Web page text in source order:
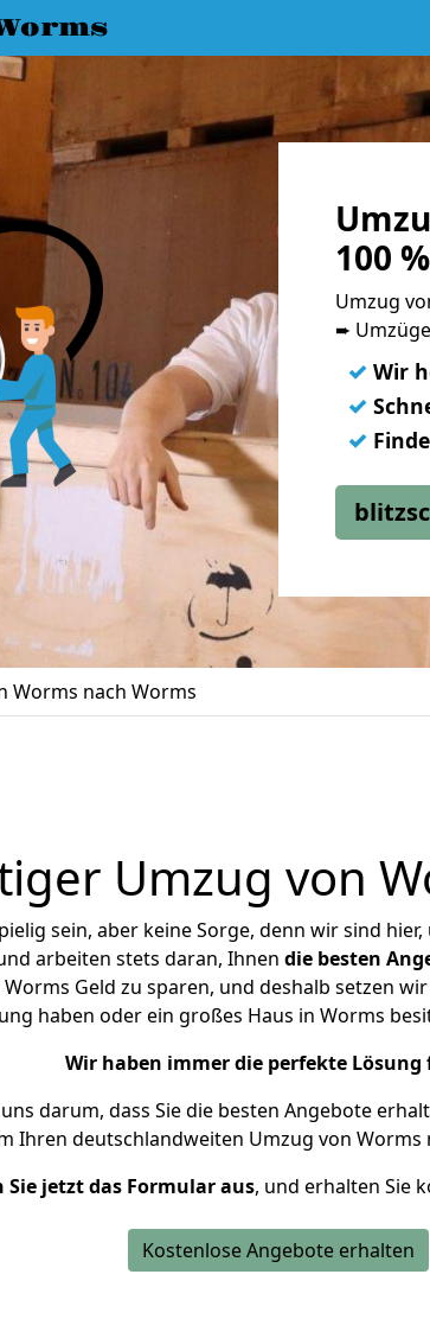
100
Umzug
➨
✓ Wir
✓
✓
Worms nach Worms
Umzug von
sein, aber keine Sorge, denn wir sind
arbeiten stets daran, Ihnen die besten
Geld zu sparen, und deshalb setzen
haben oder ein großes Haus in Worms
Wir haben immer die perfekte Lösung
darum, dass Sie die besten Angebote
Ihren deutschlandweiten Umzug von Worms
Sie jetzt das Formular aus, und erhalten Sie
Kostenlose Angebote erhalten